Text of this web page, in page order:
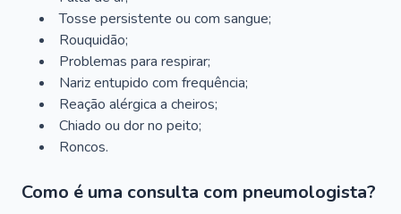
Tosse persistente ou com sangue;
Rouquidão;
Problemas para respirar;
Nariz entupido com frequência;
Reação alérgica a cheiros;
Chiado ou dor no peito;
Roncos.
Como é uma consulta com pneumologista?